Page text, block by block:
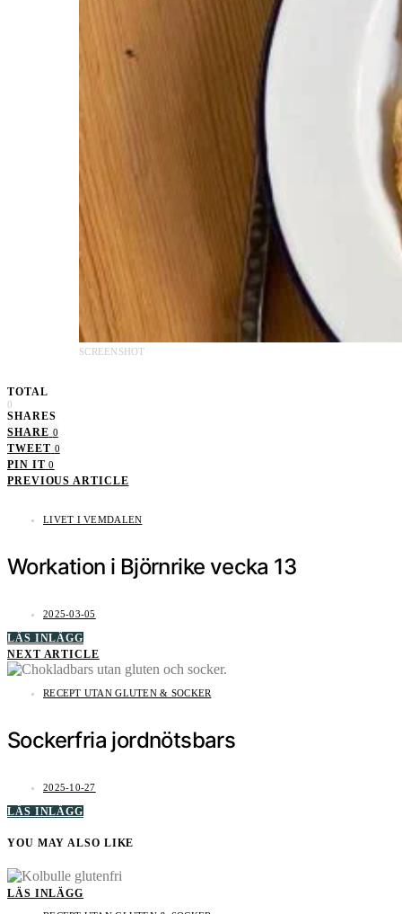
SCREENSHOT
TOTAL
0
SHARES
SHARE 0
TWEET 0
PIN IT 0
PREVIOUS ARTICLE
LIVET I VEMDALEN
Workation i Björnrike vecka 13
2025-03-05
LÄS INLÄGG
NEXT ARTICLE
RECEPT UTAN GLUTEN & SOCKER
Sockerfria jordnötsbars
2025-10-27
LÄS INLÄGG
YOU MAY ALSO LIKE
LÄS INLÄGG